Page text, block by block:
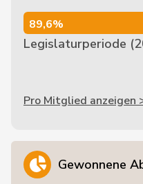
89,6%
89,6%
Legislaturperiode
Pro Mitglied anzeigen
Gewonnene